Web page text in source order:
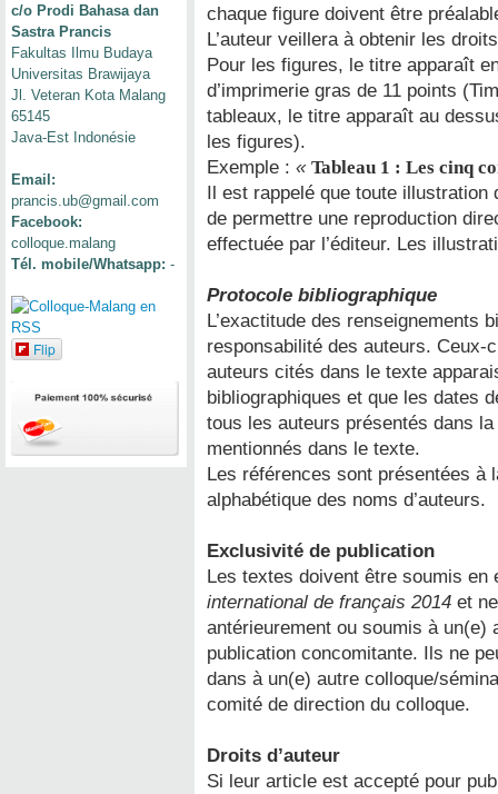
chaque figure doivent être
L’auteur veillera à obtenir les
Pour les figures, le titre apparaît
d’imprimerie gras de 11 points
tableaux, le titre apparaît au
les figures).
Exemple : « Tableau 1 : Les cinq
Il est rappelé que toute illustration
de permettre une reproduction
effectuée par l’éditeur. Les
Protocole bibliographique
L’exactitude des renseignements
responsabilité des auteurs. Ceux-
auteurs cités dans le texte
bibliographiques et que les dates
tous les auteurs présentés dans
mentionnés dans le texte.
Les références sont présentées à
alphabétique des noms d’auteurs.
Exclusivité de publication
Les textes doivent être soumis
international de français 2014 et
antérieurement ou soumis à un(e)
publication concomitante. Ils ne
dans à un(e) autre colloque/
comité de direction du colloque.
Droits d’auteur
Si leur article est accepté pour
c/o Prodi Bahasa dan
Sastra Prancis
Fakultas Ilmu Budaya
Universitas Brawijaya
Jl. Veteran Kota Malang
65145
Java-Est Indonésie
Email:
prancis.ub@gmail.com
Facebook:
colloque.malang
Tél. mobile/Whatsapp: -
Flip